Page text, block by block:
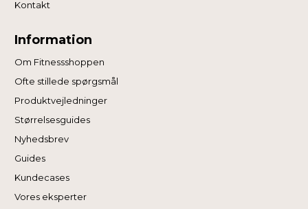
Kontakt
Information
Om Fitnessshoppen
Ofte stillede spørgsmål
Produktvejledninger
Størrelsesguides
Nyhedsbrev
Guides
Kundecases
Vores eksperter